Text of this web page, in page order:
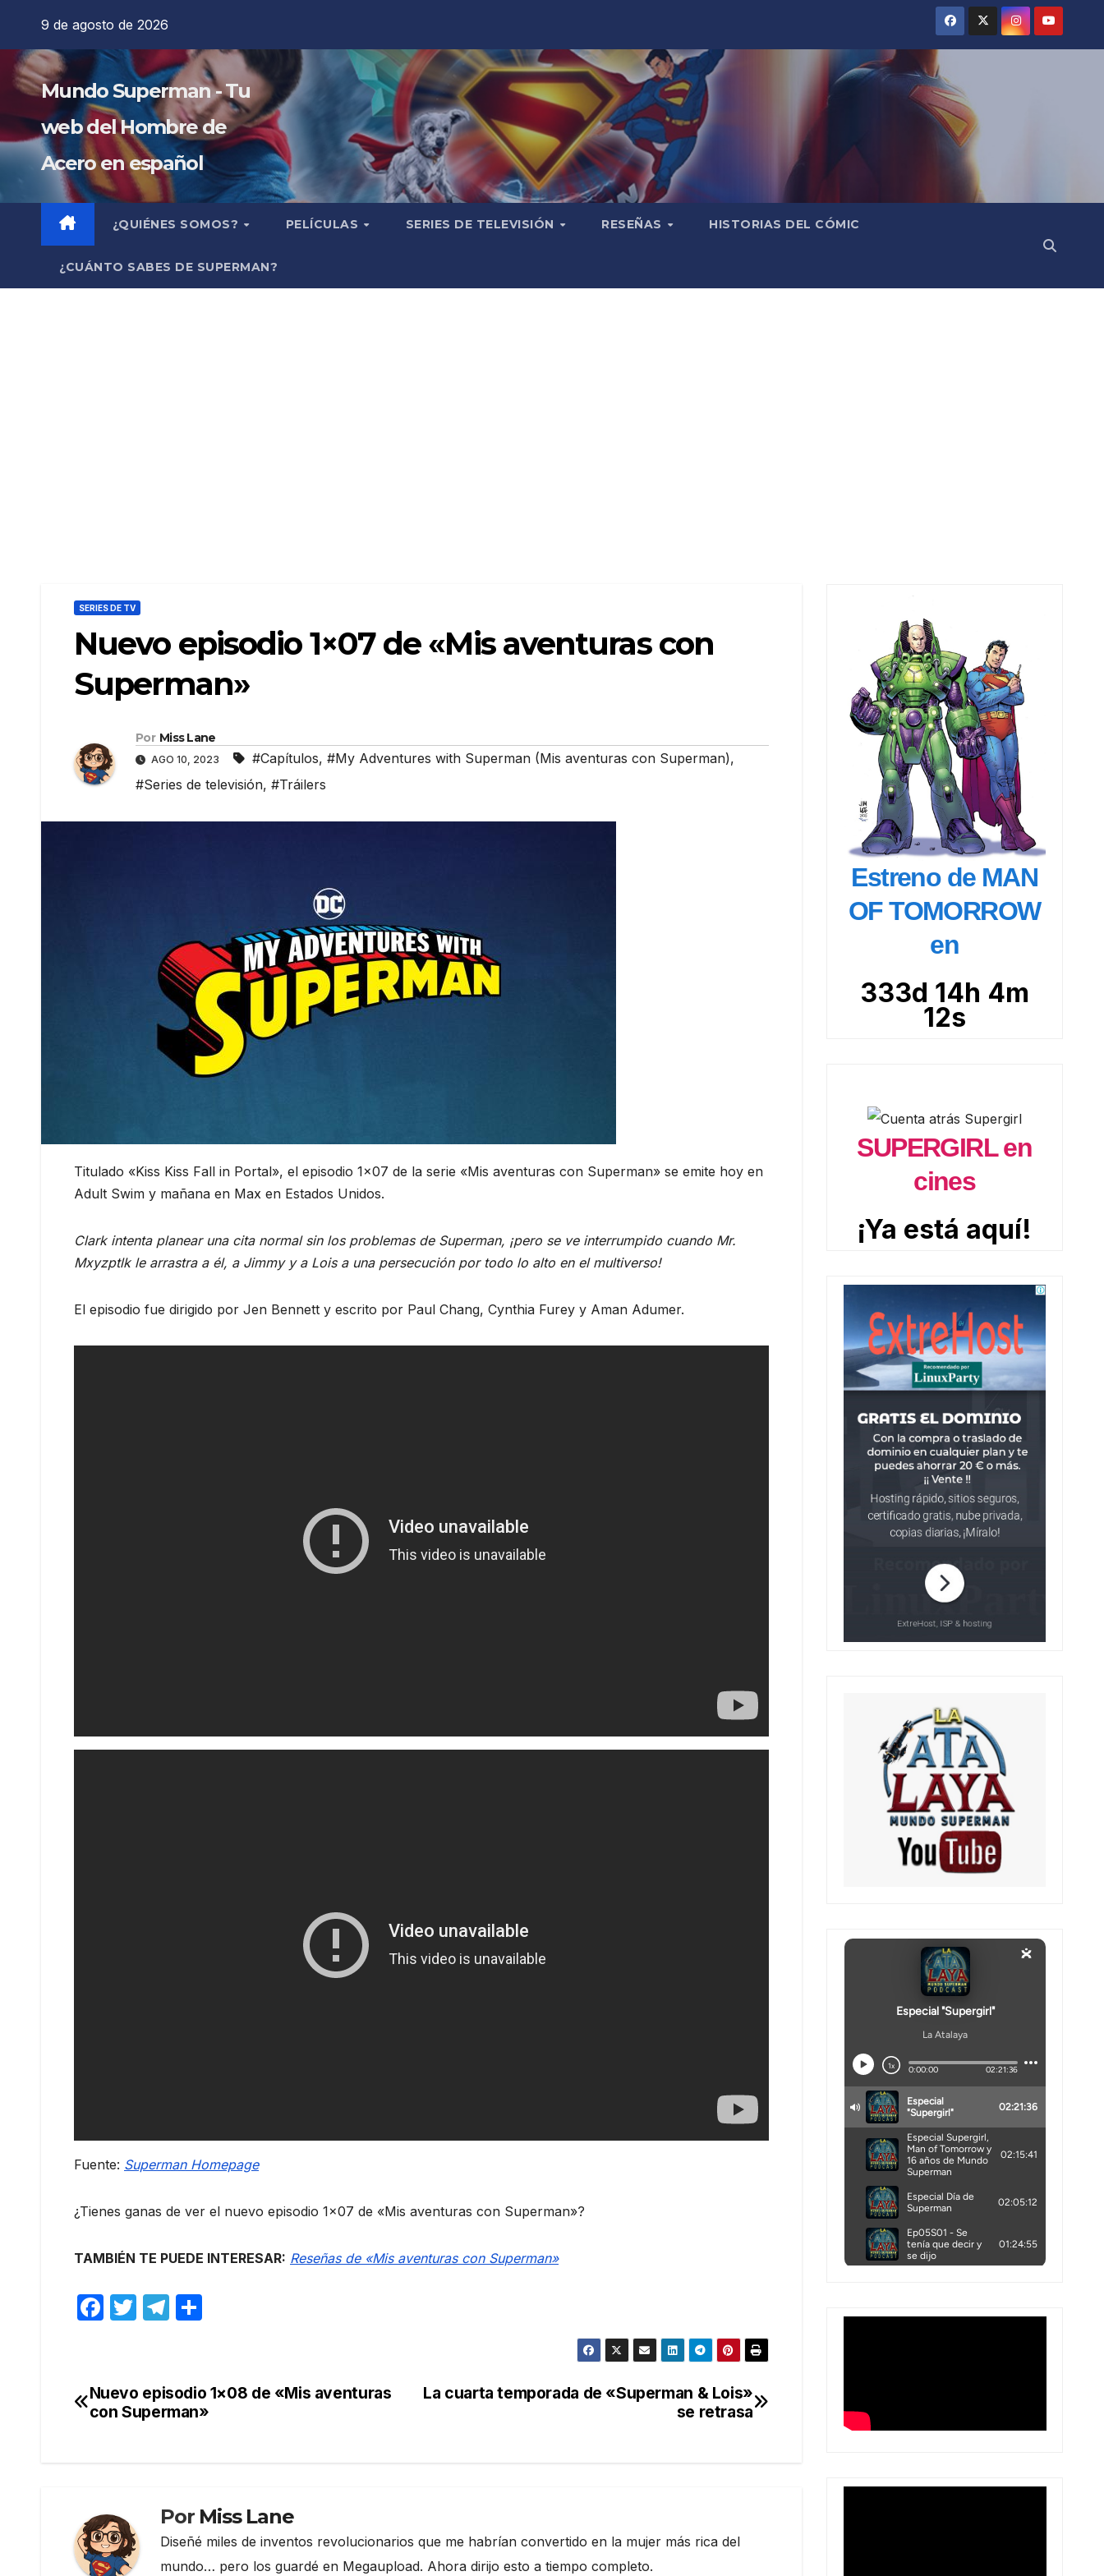
contenido
9 de agosto de 2026
Mundo Superman - Tu
web del Hombre de
Acero en español
¿QUIÉNES SOMOS? PELÍCULAS SERIES DE TELEVISIÓN RESEÑAS HISTORIAS DEL CÓMIC
¿CUÁNTO SABES DE SUPERMAN?
SERIES DE TV
Nuevo episodio 1×07 de «Mis aventuras con
Superman»
Por Miss Lane
AGO 10, 2023 #Capítulos, #My Adventures with Superman (Mis aventuras con Superman),
#Series de televisión, #Tráilers
Titulado «Kiss Kiss Fall in Portal», el episodio 1×07 de la serie «Mis aventuras con Superman» se emite hoy en
Adult Swim y mañana en Max en Estados Unidos.
Clark intenta planear una cita normal sin los problemas de Superman, ¡pero se ve interrumpido cuando Mr.
Mxyzptlk le arrastra a él, a Jimmy y a Lois a una persecución por todo lo alto en el multiverso!
El episodio fue dirigido por Jen Bennett y escrito por Paul Chang, Cynthia Furey y Aman Adumer.
Fuente: Superman Homepage
¿Tienes ganas de ver el nuevo episodio 1×07 de «Mis aventuras con Superman»?
TAMBIÉN TE PUEDE INTERESAR: Reseñas de «Mis aventuras con Superman»
F
e
b
T
er
T
gr
a
p
ar
Navegación
La cuarta temporada de «Superman & Lois»
se retrasa
Nuevo episodio 1×08 de «Mis aventuras
con Superman»
Por Miss Lane
Diseñé miles de inventos revolucionarios que me habrían convertido en la mujer más rica del
mundo… pero los guardé en Megaupload. Ahora dirijo esto a tiempo completo.
Estreno de MAN
OF TOMORROW
en
333d 14h 4m
11s
SUPERGIRL en
cines
¡Ya está aquí!